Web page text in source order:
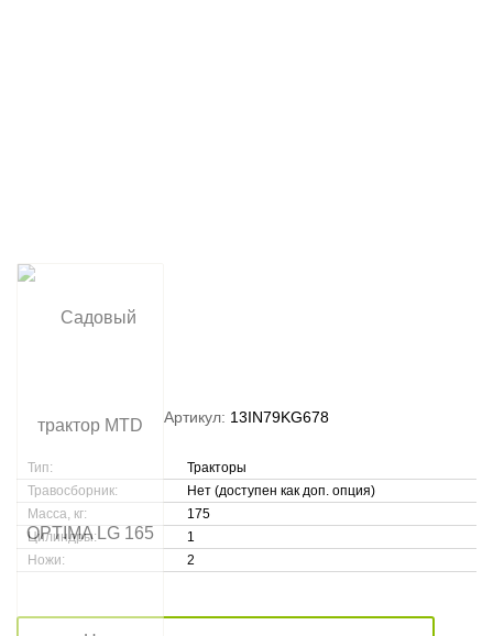
Артикул: 13IN79KG678
Тип:
Тракторы
Травосборник:
Нет (доступен как доп. опция)
Масса, кг:
175
Цилиндры:
1
Ножи:
2